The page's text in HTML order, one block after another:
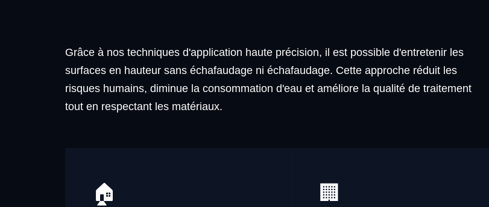
Grâce à nos techniques d'application haute précision, il est possible d'entretenir les
surfaces en hauteur sans échafaudage ni échafaudage. Cette approche réduit les
risques humains, diminue la consommation d'eau et améliore la qualité de traitement
tout en respectant les matériaux.
🏠 🏢